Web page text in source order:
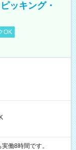
ッキング・
OK
※表記のうち実働8時間です。